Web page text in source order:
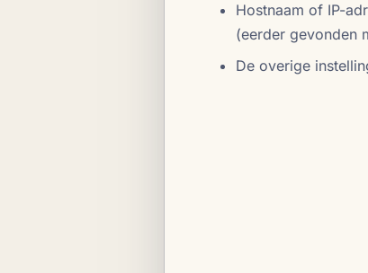
Hostnaam of IP-
(eerder gevonden
De overige